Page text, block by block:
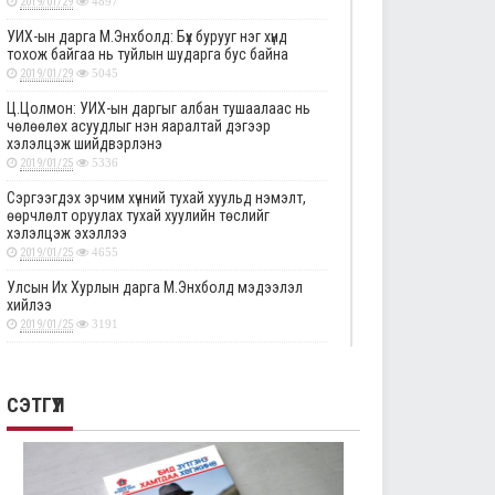
УИХ-ын дарга М.Энхболд: Бүх бурууг нэг хүнд
тохож байгаа нь туйлын шударга бус байна
2019/01/29 5045
Ц.Цолмон: УИХ-ын даргыг албан тушаалаас нь
чөлөөлөх асуудлыг нэн яаралтай дэгээр
хэлэлцэж шийдвэрлэнэ
2019/01/25 5336
Сэргээгдэх эрчим хүчний тухай хуульд нэмэлт,
өөрчлөлт оруулах тухай хуулийн төслийг
хэлэлцэж эхэллээ
2019/01/25 4655
Улсын Их Хурлын дарга М.Энхболд мэдээлэл
хийлээ
2019/01/25 3191
хэлэлцүүлгийг дэмжлээ
2019/01/25
Улсын Их Хурлын тогтоолын төслүүдийг эцсийн
хэлэлцүүлэгт шилжүүлэв
2332
СЭТГҮҮЛ